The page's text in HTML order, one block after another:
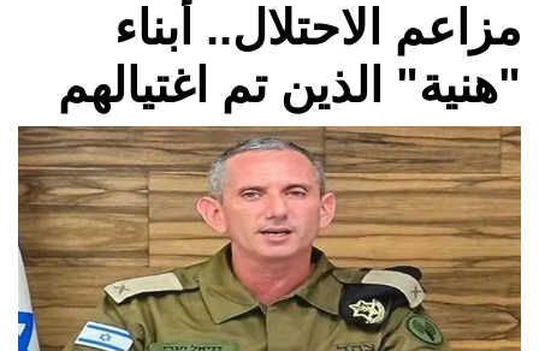
مزاعم الاحتلال.. أبناء
"هنية" الذين تم اغتيالهم